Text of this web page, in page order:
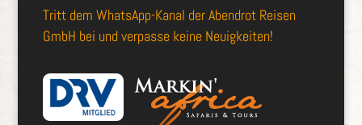
Tritt dem WhatsApp-Kanal der Abendrot Reisen
GmbH bei und verpasse keine Neuigkeiten!